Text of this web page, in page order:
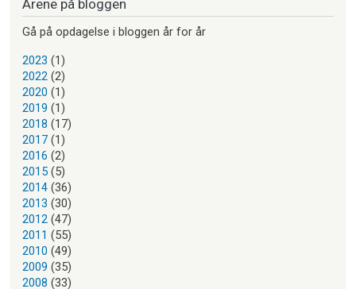
Årene på bloggen
Gå på opdagelse i bloggen år for år
2023 (1)
2022 (2)
2020 (1)
2019 (1)
2018 (17)
2017 (1)
2016 (2)
2015 (5)
2014 (36)
2013 (30)
2012 (47)
2011 (55)
2010 (49)
2009 (35)
2008 (33)